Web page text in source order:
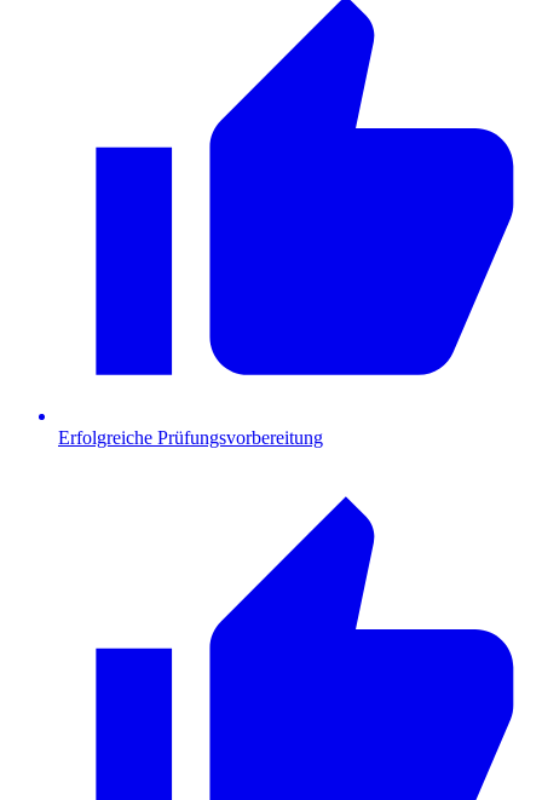
Erfolgreiche Prüfungsvorbereitung